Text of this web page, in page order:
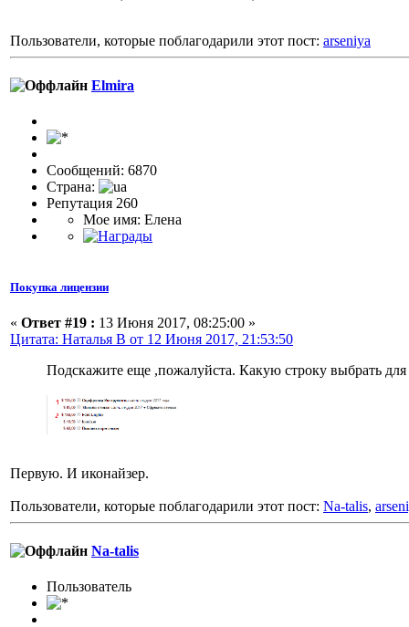
Пользователи, которые поблагодарили этот пост: arseniya
Elmira
Сообщений: 6870
Страна:
Репутация 260
Мое имя: Елена
Покупка лицензии
« Ответ #19 : 13 Июня 2017, 08:25:00 »
Цитата: Наталья В от 12 Июня 2017, 21:53:50
Подскажите еще ,пожалуйста. Какую строку выбрать
Первую. И иконайзер.
Пользователи, которые поблагодарили этот пост: Na-talis,
Na-talis
Пользовaтeль